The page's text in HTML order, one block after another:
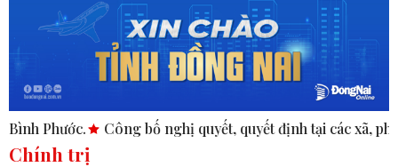
bố nghị quyết, quyết định tại các xã, phường. ASEAN
Chính trị